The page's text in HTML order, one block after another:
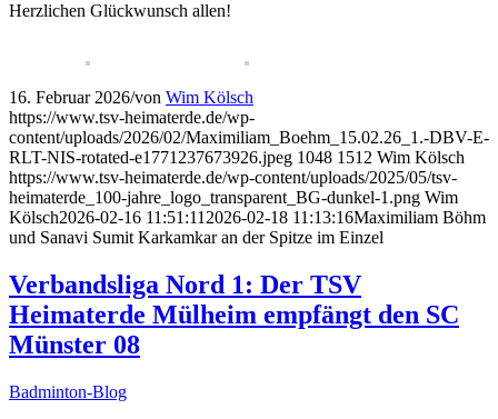
Herzlichen Glückwunsch allen!
16. Februar 2026/von Wim Kölsch
https://www.tsv-heimaterde.de/wp-
content/uploads/2026/02/Maximiliam_Boehm_15.02.26_1.-DBV-E-
RLT-NIS-rotated-e1771237673926.jpeg 1048 1512 Wim Kölsch
https://www.tsv-heimaterde.de/wp-content/uploads/2025/05/tsv-
heimaterde_100-jahre_logo_transparent_BG-dunkel-1.png Wim
Kölsch2026-02-16 11:51:11 2026-02-18 11:13:16Maximiliam Böhm
und Sanavi Sumit Karkamkar an der Spitze im Einzel
Verbandsliga Nord 1: Der TSV
Heimaterde Mülheim empfängt den SC
Münster 08
Badminton-Blog